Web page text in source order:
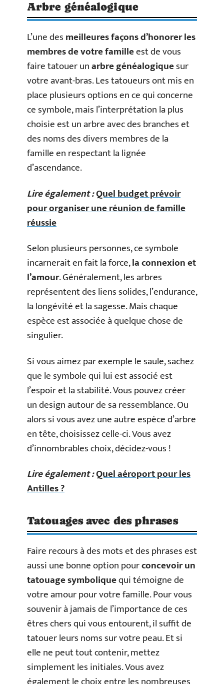
Arbre généalogique
L’une desmeilleures façons d’honorer les
membres de votre familleest de vous
faire tatouer unarbre généalogiquesur
votre avant-bras. Les tatoueurs ont mis en
place plusieurs options en ce qui concerne
ce symbole, mais l’interprétation la plus
choisie est un arbre avec des branches et
des noms des divers membres de la
famille en respectant la lignée
d’ascendance.
Lire également :Quel budget prévoir
pour organiser une réunion de famille
réussie
Selon plusieurs personnes, ce symbole
incarnerait en fait la force,la connexion et
l’amour. Généralement, les arbres
représentent des liens solides, l’endurance,
la longévité et la sagesse. Mais chaque
espèce est associée à quelque chose de
singulier.
Si vous aimez par exemple le saule, sachez
que le symbole qui lui est associé est
l’espoir et la stabilité. Vous pouvez créer
un design autour de sa ressemblance. Ou
alors si vous avez une autre espèce d’arbre
en tête, choisissez celle-ci. Vous avez
d’innombrables choix, décidez-vous !
Lire également :Quel aéroport pour les
Antilles ?
Tatouages avec des phrases
Faire recours à des mots et des phrases est
aussi une bonne option pourconcevoir un
tatouage symboliquequi témoigne de
votre amour pour votre famille. Pour vous
souvenir à jamais de l’importance de ces
êtres chers qui vous entourent, il suffit de
tatouer leurs noms sur votre peau. Et si
elle ne peut tout contenir, mettez
simplement les initiales. Vous avez